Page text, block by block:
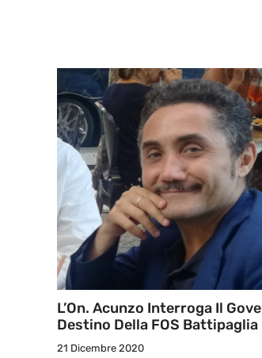
L’On. Acunzo Interroga Il
Destino Della FOS Battipaglia
21 Dicembre 2020